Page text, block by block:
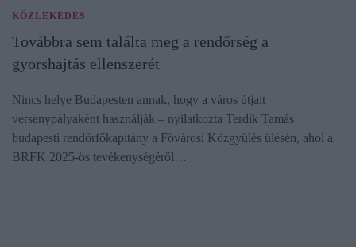
KÖZLEKEDÉS
Továbbra sem találta meg a rendőrség a
gyorshajtás ellenszerét
Nincs helye Budapesten annak, hogy a város útjait
versenypályaként használják – nyilatkozta Terdik Tamás
budapesti rendőrfőkapitány a Fővárosi Közgyűlés ülésén, ahol a
BRFK 2025-ös tevékenységéről…